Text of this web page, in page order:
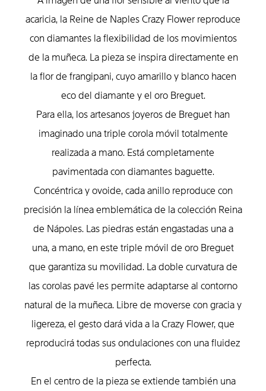
acaricia, la Reine de Naples Crazy Flower reproduce
con diamantes la flexibilidad de los movimientos
de la muñeca. La pieza se inspira directamente en
la flor de frangipani, cuyo amarillo y blanco hacen
eco del diamante y el oro Breguet.
Para ella, los artesanos joyeros de Breguet han
imaginado una triple corola móvil totalmente
realizada a mano. Está completamente
pavimentada con diamantes baguette.
Concéntrica y ovoide, cada anillo reproduce con
precisión la línea emblemática de la colección Reina
de Nápoles. Las piedras están engastadas una a
una, a mano, en este triple móvil de oro Breguet
que garantiza su movilidad. La doble curvatura de
las corolas pavé les permite adaptarse al contorno
natural de la muñeca. Libre de moverse con gracia y
ligereza, el gesto dará vida a la Crazy Flower, que
reproducirá todas sus ondulaciones con una fluidez
perfecta.
En el centro de la pieza se extiende también una